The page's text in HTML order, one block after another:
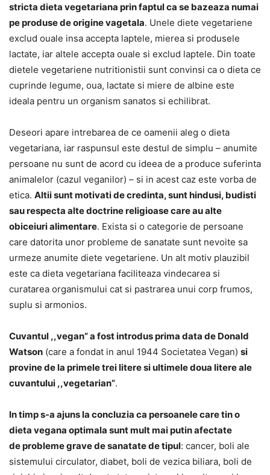
stricta dieta vegetariana prin faptul ca se bazeaza numai
pe produse de origine vagetala. Unele diete vegetariene
exclud ouale insa accepta laptele, mierea si produsele
lactate, iar altele accepta ouale si exclud laptele. Din toate
dietele vegetariene nutritionistii sunt convinsi ca o dieta ce
cuprinde legume, oua, lactate si miere de albine este
ideala pentru un organism sanatos si echilibrat.
Deseori apare intrebarea de ce oamenii aleg o dieta
vegetariana, iar raspunsul este destul de simplu – anumite
persoane nu sunt de acord cu ideea de a produce suferinta
animalelor (cazul veganilor) – si in acest caz este vorba de
etica. Altii sunt motivati de credinta, sunt hindusi, budisti
sau respecta alte doctrine religioase care au alte
obiceiuri alimentare. Exista si o categorie de persoane
care datorita unor probleme de sanatate sunt nevoite sa
urmeze anumite diete vegetariene. Un alt motiv plauzibil
este ca dieta vegetariana faciliteaza vindecarea si
curatarea organismului cat si pastrarea unui corp frumos,
suplu si armonios.
Cuvantul ,,vegan” a fost introdus prima data de Donald
Watson (care a fondat in anul 1944 Societatea Vegan) si
provine de la primele trei litere si ultimele doua litere ale
cuvantului ,,vegetarian”.
In timp s-a ajuns la concluzia ca persoanele care tin o
dieta vegana optimala sunt mult mai putin afectate
de probleme grave de sanatate de tipul: cancer, boli ale
sistemului circulator, diabet, boli de vezica biliara, boli de